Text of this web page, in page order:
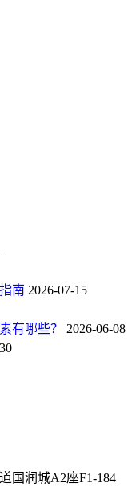
南 2026-07-15
有哪些？ 2026-06-08
国润城A2座F1-184